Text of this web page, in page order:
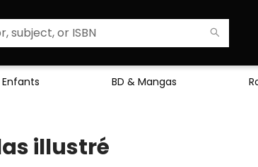
Enfants BD & Mangas
illustré